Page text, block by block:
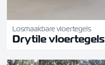
Losmaakbare vloertegels
Drytile vloertegels